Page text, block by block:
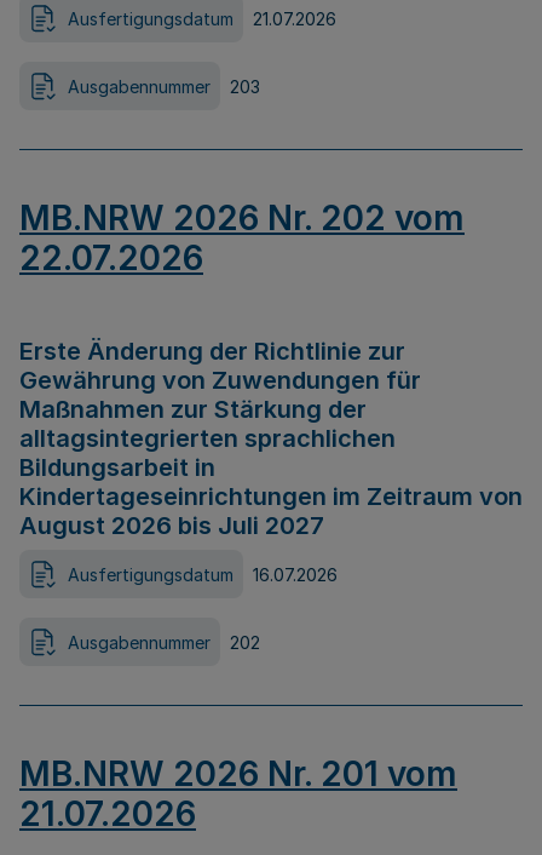
Ausfertigungsdatum 21.07.2026
Ausgabennummer 203
MB.NRW 2026 Nr. 202 vom
22.07.2026
Erste Änderung der Richtlinie zur
Gewährung von Zuwendungen für
Maßnahmen zur Stärkung der
alltagsintegrierten sprachlichen
Bildungsarbeit in
Kindertageseinrichtungen im Zeitraum von
August 2026 bis Juli 2027
Ausfertigungsdatum 16.07.2026
Ausgabennummer 202
MB.NRW 2026 Nr. 201 vom
21.07.2026